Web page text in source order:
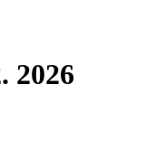
2026